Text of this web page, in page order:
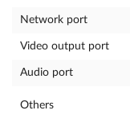
Network port
Video output port
Audio port
Others